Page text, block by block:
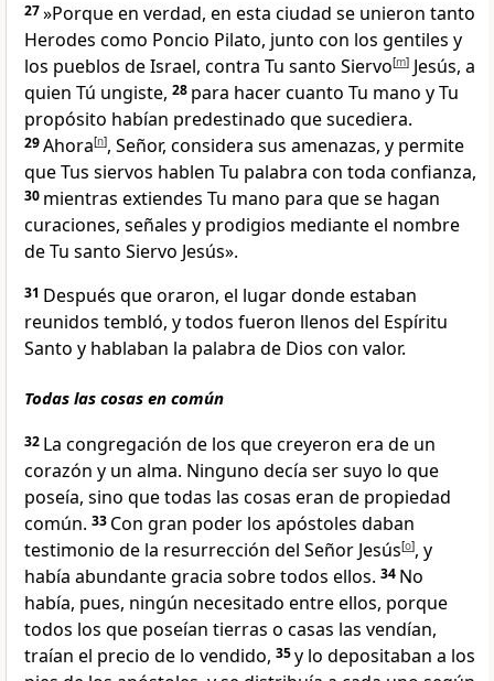
27»Porque en verdad, en esta ciudad se unieron tanto
Herodes como Poncio Pilato, junto con los gentiles y
los pueblos de Israel, contra Tu santo Siervo[m] Jesús, a
quien Tú ungiste, 28 para hacer cuanto Tu mano y Tu
propósito habían predestinado que sucediera.
29Ahora[n], Señor, considera sus amenazas, y permite
que Tus siervos hablen Tu palabra con toda confianza,
30 mientras extiendes Tu mano para que se hagan
curaciones, señales y prodigios mediante el nombre
de Tu santo Siervo Jesús».
31 Después que oraron, el lugar donde estaban
reunidos tembló, y todos fueron llenos del Espíritu
Santo y hablaban la palabra de Dios con valor.
Todas las cosas en común
32 La congregación de los que creyeron era de un
corazón y un alma. Ninguno decía ser suyo lo que
poseía, sino que todas las cosas eran de propiedad
común. 33 Con gran poder los apóstoles daban
testimonio de la resurrección del Señor Jesús[o], y
había abundante gracia sobre todos ellos. 34 No
había, pues, ningún necesitado entre ellos, porque
todos los que poseían tierras o casas las vendían,
traían el precio de lo vendido, 35y lo depositaban a los